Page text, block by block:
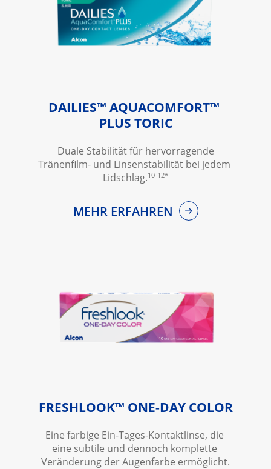
DAILIES™ AQUACOMFORT™
PLUS TORIC
Tränenfilm- und Linsenstabilität bei jedem
Lidschlag.10-12*
MEHR ERFAHREN
FRESHLOOK™ ONE-DAY COLOR
Eine farbige Ein-Tages-Kontaktlinse, die
eine subtile und dennoch komplette
Veränderung der Augenfarbe ermöglicht.